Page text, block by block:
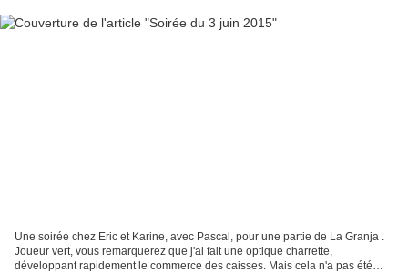
Une soirée chez Eric et Karine, avec Pascal, pour une partie de La Granja .
Joueur vert, vous remarquerez que j'ai fait une optique charrette,
développant rapidement le commerce des caisses. Mais cela n'a pas été